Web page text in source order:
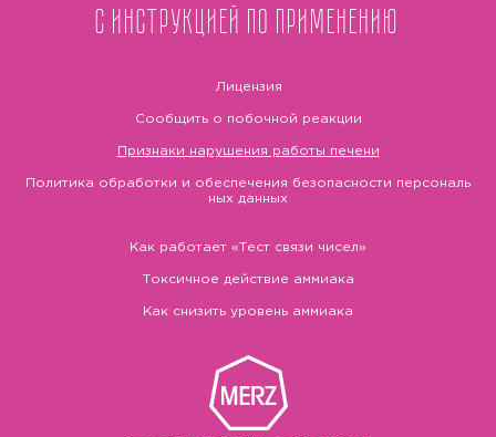
с инструкцией по применению
Лицензия
Сообщить о побочной реакции
Признаки нарушения работы печени
Политика обработки и обеспечения безопасности персональ
ных данных
Как работает «Тест связи чисел»
Токсичное действие аммиака
Как снизить уровень аммиака